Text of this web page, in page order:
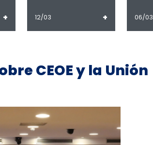
+ 12/03 + 06/03
CEOE y la Unión